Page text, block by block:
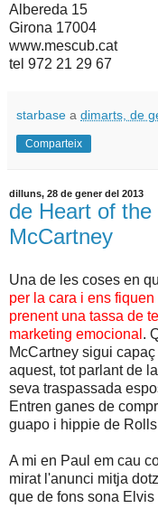
Albereda 15
Girona 17004
www.mescub.cat
tel 972 21 29 67
starbase a dimarts, de
Comparteix
dilluns, 28 de gener del 2013
de Heart of
McCartney
Una de les coses en
per la cara i ens
prenent una tassa de
marketing emocional .
McCartney sigui
aquest, tot parlant de
seva traspassada
Entren ganes de
guapo i hippie de
A mi en Paul em cau
mirat l'anunci mitja
que de fons sona Elvis